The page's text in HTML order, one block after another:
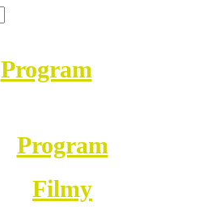
Program
Program
Filmy